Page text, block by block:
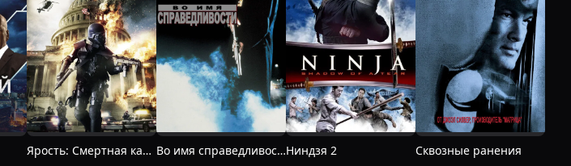
Ярость: Смертная казнь Во имя справедливостиНиндзя 2 Сквозные ранения